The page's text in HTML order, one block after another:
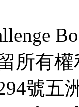
所有權
號五